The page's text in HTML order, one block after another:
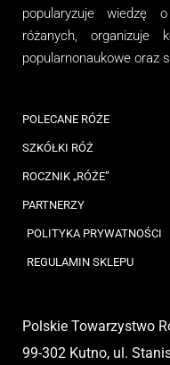
popularyzuje wiedzę
różanych, organizuje
popularnonaukowe oraz
POLECANE RÓŻE
SZKÓŁKI RÓŻ
ROCZNIK „RÓŻE”
PARTNERZY
POLITYKA PRYWATNOŚCI
REGULAMIN SKLEPU
Polskie Towarzystwo
99-302 Kutno, ul.